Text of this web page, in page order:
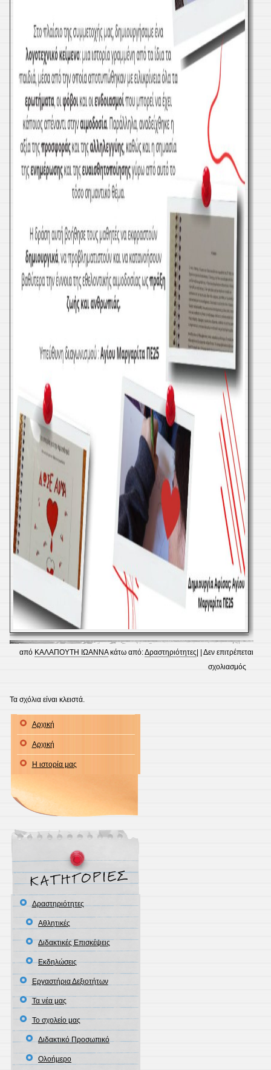
από ΚΑΛΑΠΟΥΤΗ ΙΩΑΝΝΑκάτω από:Δραστηριότητες | |Δεν επιτρέπεται
σχολιασμός
Τα σχόλια είναι κλειστά.
Αρχική
Αρχική
Η ιστορία μας
Δραστηριότητες
Αθλητικές
Διδακτικές Επισκέψεις
Εκδηλώσεις
Εργαστήρια Δεξιοτήτων
Τα νέα μας
Το σχολείο μας
Διδακτικό Προσωπικό
Ολοήμερο